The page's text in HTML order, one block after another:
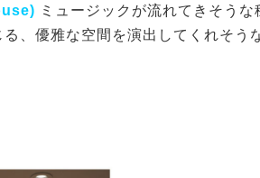
ミュージックが流れてきそう
る、優雅な空間を演出してくれそう